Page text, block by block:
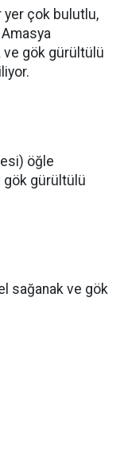
yer çok bulutlu,
Amasya
ve gök gürültülü
öğle
gök gürültülü
sağanak ve gök